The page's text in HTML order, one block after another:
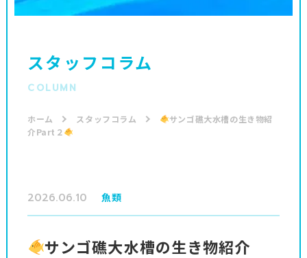
スタッフコラム
COLUMN
ホーム スタッフコラム
サンゴ礁大水槽の生き物紹
介Part２
2026.06.10 魚類
サンゴ礁大水槽の生き物紹介